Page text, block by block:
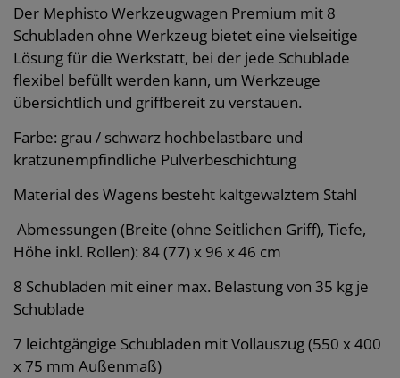
Der Mephisto Werkzeugwagen Premium mit 8
Schubladen ohne Werkzeug bietet eine vielseitige
Lösung für die Werkstatt, bei der jede Schublade
flexibel befüllt werden kann, um Werkzeuge
übersichtlich und griffbereit zu verstauen.
Farbe: grau / schwarz hochbelastbare und
kratzunempfindliche Pulverbeschichtung
Material des Wagens besteht kaltgewalztem Stahl
Abmessungen (Breite (ohne Seitlichen Griff), Tiefe,
Höhe inkl. Rollen): 84 (77) x 96 x 46 cm
8 Schubladen mit einer max. Belastung von 35 kg je
Schublade
7 leichtgängige Schubladen mit Vollauszug (550 x 400
x 75 mm Außenmaß)